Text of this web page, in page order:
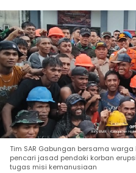
Tim SAR Gabungan bersama
pencari jasad pendaki korban
tugas misi kemanusiaan